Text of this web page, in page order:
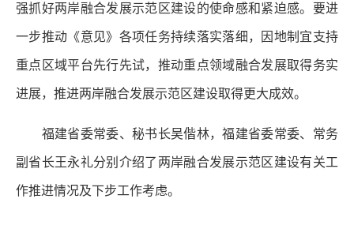
强抓好两岸融合发展示范区建设的使命感和紧迫感。要进
一步推动《意见》各项任务持续落实落细，因地制宜支持
重点区域平台先行先试，推动重点领域融合发展取得务实
进展，推进两岸融合发展示范区建设取得更大成效。
福建省委常委、秘书长吴偕林，福建省委常委、常务
副省长王永礼分别介绍了两岸融合发展示范区建设有关工
作推进情况及下步工作考虑。